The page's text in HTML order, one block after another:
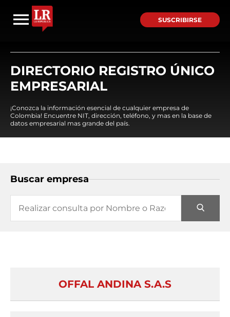
SUSCRIBIRSE
DIRECTORIO REGISTRO ÚNICO
EMPRESARIAL
¡Conozca la información esencial de cualquier empresa de
Colombia! Encuentre NIT, dirección, teléfono, y mas en la base de
datos empresarial mas grande del país.
Buscar empresa
OFFAL ANDINA S.A.S